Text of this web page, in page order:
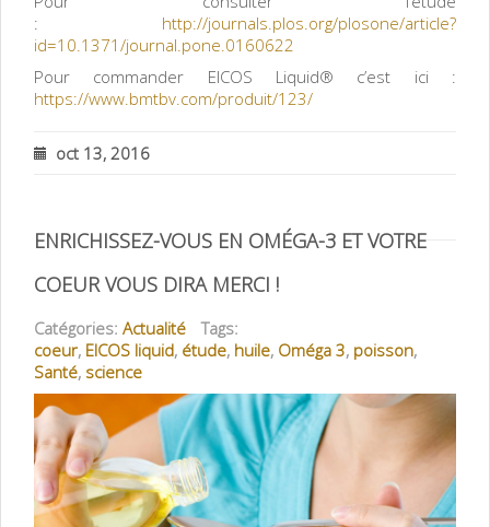
: http://journals.plos.org/plosone/article?
id=10.1371/journal.pone.0160622
Pour commander EICOS Liquid® c’est ici :
https://www.bmtbv.com/produit/123/
oct 13, 2016
ENRICHISSEZ-VOUS EN OMÉGA-3 ET VOTRE
COEUR VOUS DIRA MERCI !
Catégories: Actualité
Tags:
coeur, EICOS liquid, étude, huile, Oméga 3, poisson,
Santé, science